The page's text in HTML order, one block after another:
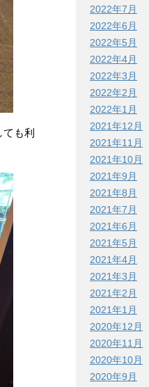
も利
2022年7月
2022年6月
2022年5月
2022年4月
2022年3月
2022年2月
2022年1月
2021年12月
2021年11月
2021年10月
2021年9月
2021年8月
2021年7月
2021年6月
2021年5月
2021年4月
2021年3月
2021年2月
2021年1月
2020年12月
2020年11月
2020年10月
2020年9月